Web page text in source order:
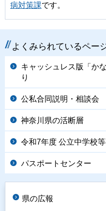
病対策課です。
よくみられているペー
キャッシュレス版「か
り
公私合同説明・相談会
神奈川県の活断層
令和7年度 公立中学校
パスポートセンター
県の広報